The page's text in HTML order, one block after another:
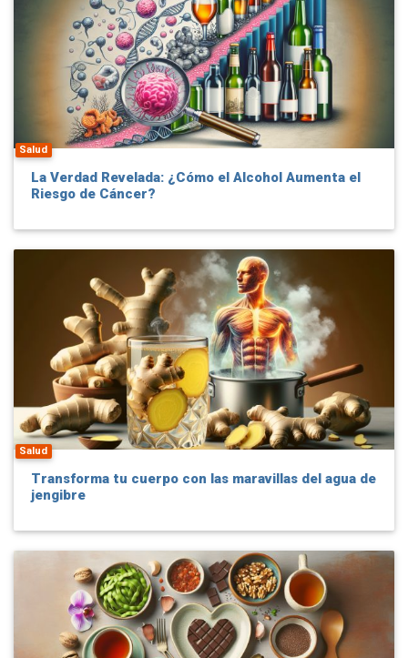
Salud
La Verdad Revelada: ¿Cómo el Alcohol Aumenta el
Riesgo de Cáncer?
Salud
Transforma tu cuerpo con las maravillas del agua de
jengibre